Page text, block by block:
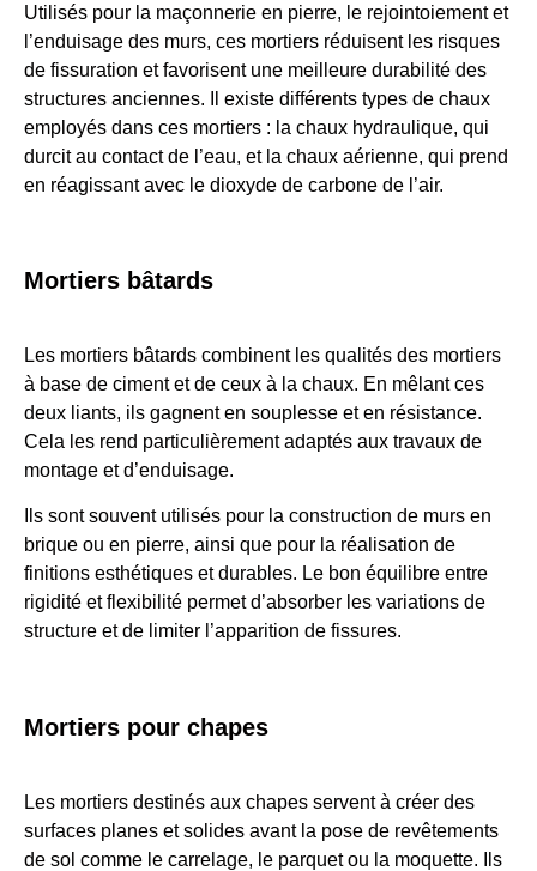
Utilisés pour la maçonnerie en pierre, le rejointoiement et
l’enduisage des murs, ces mortiers réduisent les risques
de fissuration et favorisent une meilleure durabilité des
structures anciennes. Il existe différents types de chaux
employés dans ces mortiers : la chaux hydraulique, qui
durcit au contact de l’eau, et la chaux aérienne, qui prend
en réagissant avec le dioxyde de carbone de l’air.
Mortiers bâtards
Les mortiers bâtards combinent les qualités des mortiers
à base de ciment et de ceux à la chaux. En mêlant ces
deux liants, ils gagnent en souplesse et en résistance.
Cela les rend particulièrement adaptés aux travaux de
montage et d’enduisage.
Ils sont souvent utilisés pour la construction de murs en
brique ou en pierre, ainsi que pour la réalisation de
finitions esthétiques et durables. Le bon équilibre entre
rigidité et flexibilité permet d’absorber les variations de
structure et de limiter l’apparition de fissures.
Mortiers pour chapes
Les mortiers destinés aux chapes servent à créer des
surfaces planes et solides avant la pose de revêtements
de sol comme le carrelage, le parquet ou la moquette. Ils